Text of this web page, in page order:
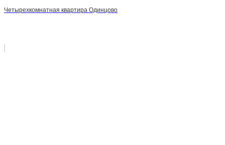
Четырехкомнатная квартира Одинцово